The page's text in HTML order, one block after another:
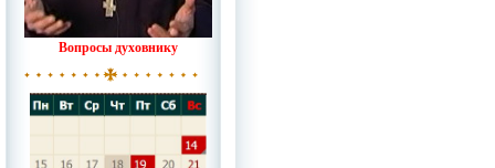
Вопросы духовнику